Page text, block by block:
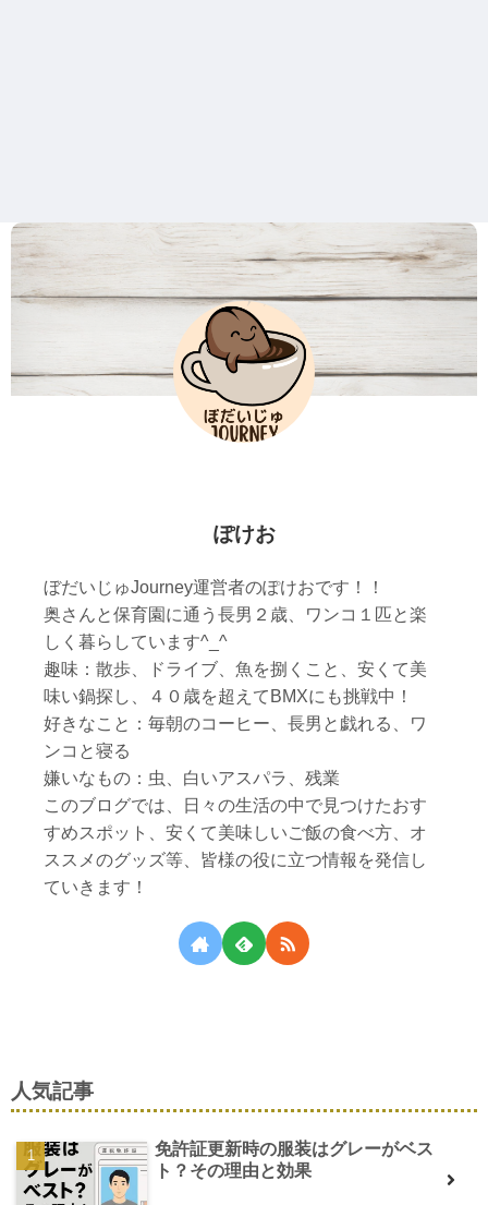
ぽけお
ぼだいじゅJourney運営者のぽけおです！！
奥さんと保育園に通う長男２歳、ワンコ１匹と楽
しく暮らしています^_^
趣味：散歩、ドライブ、魚を捌くこと、安くて美
味い鍋探し、４０歳を超えてBMXにも挑戦中！
好きなこと：毎朝のコーヒー、長男と戯れる、ワ
ンコと寝る
嫌いなもの：虫、白いアスパラ、残業
このブログでは、日々の生活の中で見つけたおす
すめスポット、安くて美味しいご飯の食べ方、オ
ススメのグッズ等、皆様の役に立つ情報を発信し
ていきます！
人気記事
免許証更新時の服装はグレーがベス
ト？その理由と効果